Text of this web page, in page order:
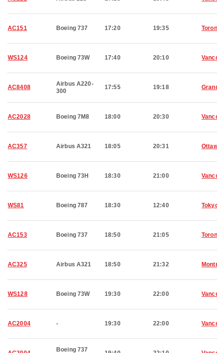
AC151 Boeing 737 17:20 19:35
WS124 Boeing 73W 17:40 20:10
AC8408
Airbus A220-
300
17:55 19:18
AC2028 Boeing 7M8 18:00 20:30
AC357 Airbus A321 18:05 20:31
WS126 Boeing 73H 18:30 21:00
WS81 Boeing 787 18:30 12:40
AC153 Boeing 737 18:50 21:05
AC325 Airbus A321 18:50 21:32
WS128 Boeing 73W 19:30 22:00
AC2004 - 19:30 22:00
Boeing 737